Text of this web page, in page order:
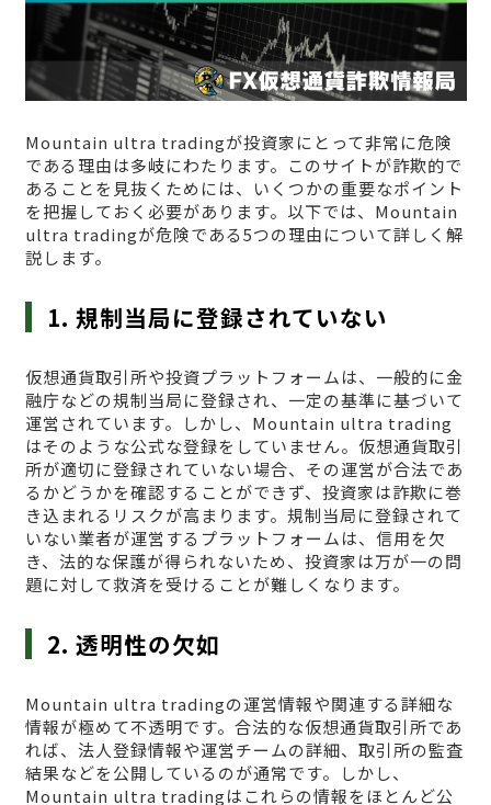
Mountain ultra tradingが投資家にとって非常に危険
である理由は多岐にわたります。このサイトが詐欺的で
あることを見抜くためには、いくつかの重要なポイント
を把握しておく必要があります。以下では、Mountain
ultra tradingが危険である5つの理由について詳しく解
説します。
1. 規制当局に登録されていない
仮想通貨取引所や投資プラットフォームは、一般的に金
融庁などの規制当局に登録され、一定の基準に基づいて
運営されています。しかし、Mountain ultra trading
はそのような公式な登録をしていません。仮想通貨取引
所が適切に登録されていない場合、その運営が合法であ
るかどうかを確認することができず、投資家は詐欺に巻
き込まれるリスクが高まります。規制当局に登録されて
いない業者が運営するプラットフォームは、信用を欠
き、法的な保護が得られないため、投資家は万が一の問
題に対して救済を受けることが難しくなります。
2. 透明性の欠如
Mountain ultra tradingの運営情報や関連する詳細な
情報が極めて不透明です。合法的な仮想通貨取引所であ
れば、法人登録情報や運営チームの詳細、取引所の監査
結果などを公開しているのが通常です。しかし、
Mountain ultra tradingはこれらの情報をほとんど公